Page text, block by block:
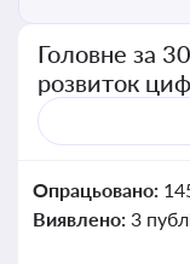
Головне за
розвиток
Опрацьовано:
Виявлено: 3